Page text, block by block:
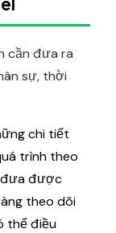
cần đưa ra
sự, thời
chi tiết
trình theo
đưa được
theo dõi
thể điều